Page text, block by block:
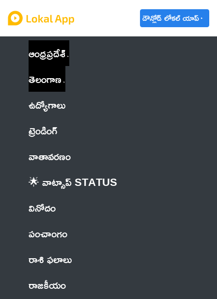
డౌన్లోడ్ లోకల్ యాప్
ఆంధ్రప్రదేశ్
తెలంగాణ
ఉద్యోగాలు
ట్రెండింగ్
వాతావరణం
🌟 వాట్సాప్ STATUS
వినోదం
పంచాంగం
రాశి ఫలాలు
రాజకీయం